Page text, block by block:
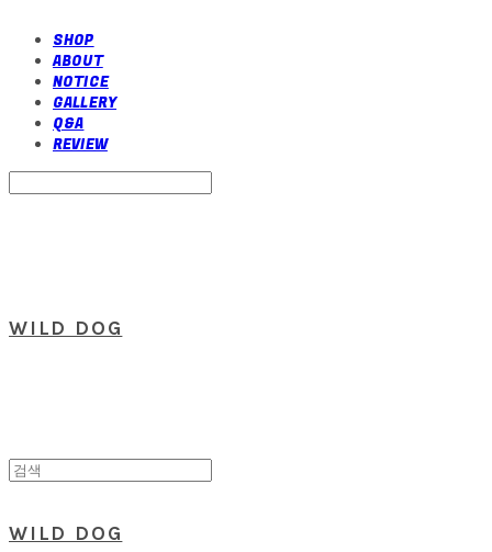
SHOP
ABOUT
NOTICE
GALLERY
Q&A
REVIEW
WILD DOG
WILD DOG